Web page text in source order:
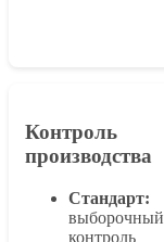
Контроль
производства
Стандарт:
выборочный
контроль